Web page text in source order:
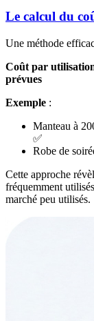
Le calcul du
Une méthode
Coût par
prévues
Exemple :
Manteau à
✅
Robe de
Cette approche
fréquemment
marché peu utilisés.